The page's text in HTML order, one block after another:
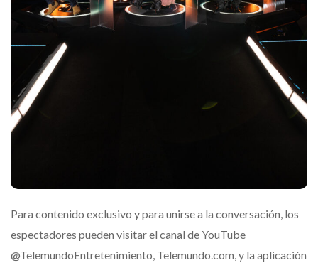
Para contenido exclusivo y para unirse a la conversación, los
espectadores pueden visitar el canal de YouTube
@TelemundoEntretenimiento, Telemundo.com, y la aplicación